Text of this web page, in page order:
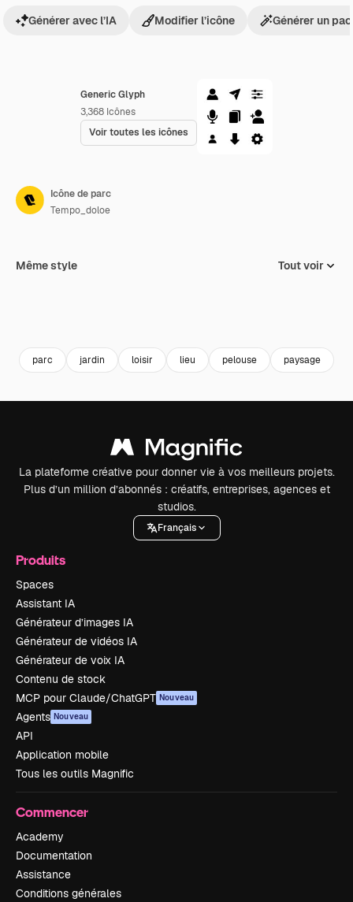
Generic Glyph
3,368 Icônes
Voir toutes les icônes
Générer avec l’IA Modifier l’icône Générer un
Icône de parc
Tempo_doloe
Même style Tout voir
parc jardin loisir lieu pelouse paysage
La plateforme créative pour donner vie à vos meilleurs projets.
Plus d’un million d’abonnés : créatifs, entreprises, agences et
studios.
Français
Produits
Spaces
Assistant IA
Générateur d’images IA
Générateur de vidéos IA
Générateur de voix IA
Contenu de stock
MCP pour Claude/ChatGPT Nouveau
Agents Nouveau
API
Application mobile
Tous les outils Magnific
Commencer
Academy
Documentation
Assistance
Conditions générales